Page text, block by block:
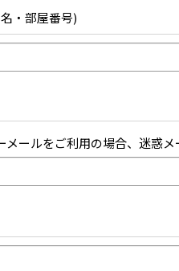
・部屋番号)
ールをご利用の場合、迷惑